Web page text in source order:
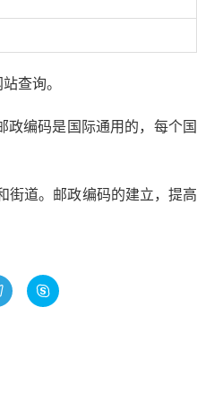
查询。
政编码是国际通用的，每个国
街道。邮政编码的建立，提高
